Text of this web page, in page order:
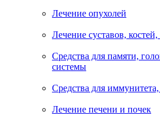
Лечение опухолей
Лечение суставов,
Средства для памяти,
системы
Средства для
Лечение печени и почек